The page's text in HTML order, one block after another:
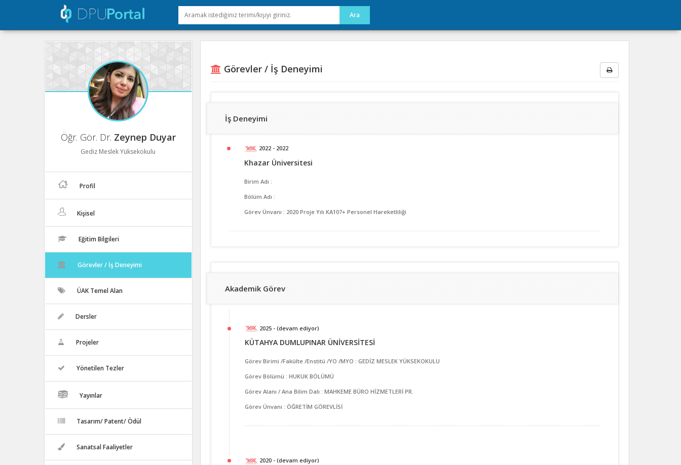
Öğr. Gör. Dr. Zeynep Duyar
Gediz Meslek Yüksekokulu
Profil
Kişisel
Eğitim Bilgileri
Görevler / İş Deneyimi
ÜAK Temel Alan
Dersler
Projeler
Yönetilen Tezler
Yayınlar
Tasarım/ Patent/ Ödül
Sanatsal Faaliyetler
Görevler / İş Deneyimi
İş Deneyimi
2022 - 2022
Khazar Üniversitesi
Birim Adı :
Bölüm Adı :
Görev Ünvanı : 2020 Proje Yılı KA107+ Personel Hareketliliği
Akademik Görev
2025 - (devam ediyor)
KÜTAHYA DUMLUPINAR ÜNİVERSİTESİ
Görev Birimi /Fakülte /Enstitü /YO /MYO : GEDİZ MESLEK YÜKSEKOKULU
Görev Bölümü : HUKUK BÖLÜMÜ
Görev Alanı / Ana Bilim Dalı : MAHKEME BÜRO HİZMETLERİ PR.
Görev Ünvanı : ÖĞRETİM GÖREVLİSİ
2020 - (devam ediyor)